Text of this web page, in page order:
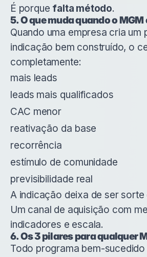
É porque falta método.
5. O que muda quando o
Quando uma empresa cria um
indicação bem construído, o
completamente:
mais leads
leads mais qualificados
CAC menor
reativação da base
recorrência
estímulo de comunidade
previsibilidade real
A indicação deixa de ser sorte
Um canal de aquisição com
indicadores e escala.
6. Os 3 pilares para qualquer
Todo programa bem-